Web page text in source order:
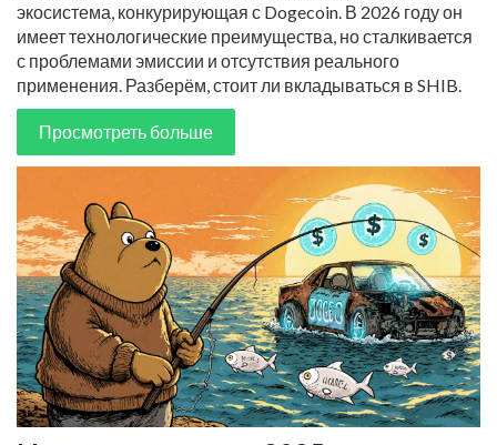
экосистема, конкурирующая с Dogecoin. В 2026 году он
имеет технологические преимущества, но сталкивается
с проблемами эмиссии и отсутствия реального
применения. Разберём, стоит ли вкладываться в SHIB.
Просмотреть больше